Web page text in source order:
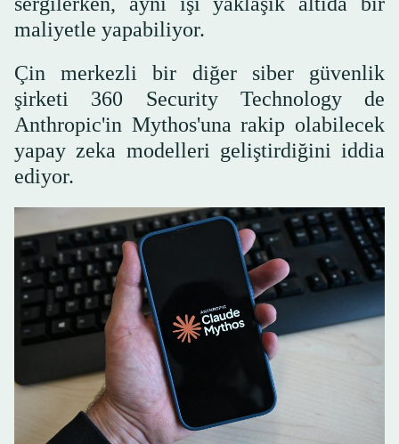
maliyetle yapabiliyor.
Çin merkezli bir diğer siber güvenlik
şirketi 360 Security Technology de
Anthropic'in Mythos'una rakip olabilecek
yapay zeka modelleri geliştirdiğini iddia
ediyor.